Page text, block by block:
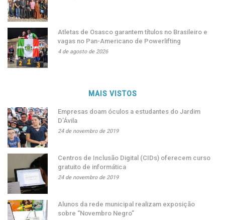
Atletas de Osasco garantem títulos no Brasileiro e
vagas no Pan-Americano de Powerlifting
4 de agosto de 2026
MAIS VISTOS
Empresas doam óculos a estudantes do Jardim
D’Ávila
24 de novembro de 2019
Centros de Inclusão Digital (CIDs) oferecem curso
gratuito de informática
24 de novembro de 2019
Alunos da rede municipal realizam exposição
sobre “Novembro Negro”